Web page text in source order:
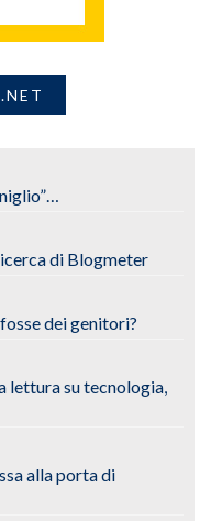
di Blogmeter
dei genitori?
lettura su tecnologia,
alla porta di